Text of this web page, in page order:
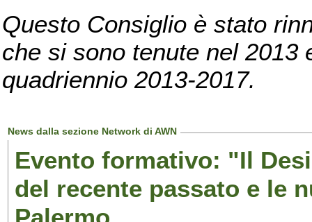
Questo Consiglio è stato
che si sono tenute nel 2013
quadriennio 2013-2017.
News dalla sezione Network di AWN
Evento formativo: "Il
del recente passato e le